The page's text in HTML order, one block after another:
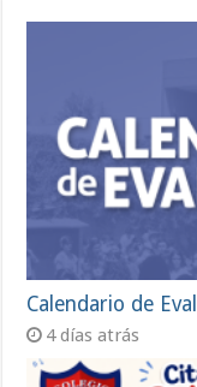
Calendario de
4 días atrás